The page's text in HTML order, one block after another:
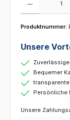
Produktnummer:
Unsere
Bequemer
Persönliche
Unsere